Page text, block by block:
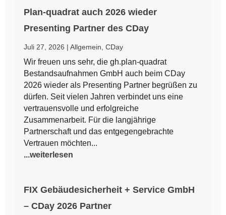
Plan-quadrat auch 2026 wieder
Presenting Partner des CDay
Juli 27, 2026 |Allgemein ,CDay
Wir freuen uns sehr, die gh.plan-quadrat
Bestandsaufnahmen GmbH auch beim CDay
2026 wieder als Presenting Partner begrüßen zu
dürfen. Seit vielen Jahren verbindet uns eine
vertrauensvolle und erfolgreiche
Zusammenarbeit. Für die langjährige
Partnerschaft und das entgegengebrachte
Vertrauen möchten...
...weiterlesen
FIX Gebäudesicherheit + Service GmbH
– CDay 2026 Partner